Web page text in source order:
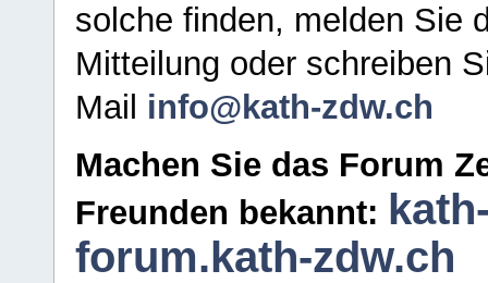
solche finden, melden Sie
Mitteilung oder schreiben
Mail info@kath-zdw.ch
Machen Sie das Forum
Freunden bekannt:
forum.kath-zdw.ch